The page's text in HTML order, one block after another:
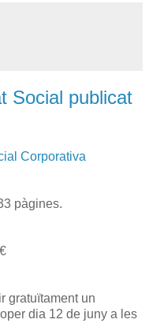
Social publicat
Corporativa
pàgines.
gratuïtament un
dia 12 de juny a les